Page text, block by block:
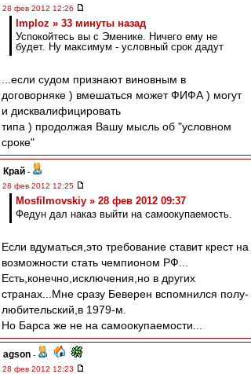
28 фев 2012 12:26
Imploz » 33 минуты назад
Успокойтесь вы с Эменике. Ничего ему не
будет. Ну максимум - условный срок дадут
...если судом признают виновным в
договорняке ) вмешаться может ФИФА ) могут
и дисквалифицировать
типа ) продолжая Вашу мысль об "условном
сроке"
Край -
28 фев 2012 12:25
Mosfilmovskiy » 28 фев 2012 09:37
Федун дал наказ выйти на самоокупаемость.
Если вдуматься,это требование ставит крест на
возможности стать чемпионом РФ...
Есть,конечно,исключения,но в других
странах...Мне сразу Беверен вспомнился полу-
любительский,в 1979-м.
Но Барса же не на самоокупаемости...
agson -
28 фев 2012 12:23